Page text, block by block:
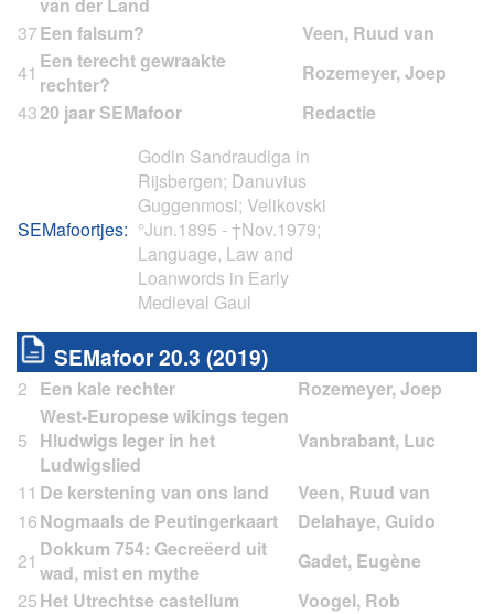
37Een falsum?
41 Een terecht gewraakte
rechter?
4320 jaar SEMafoor
SEMafoortjes:
Godin Sandraudiga in
Rijsbergen; Danuvius
Guggenmosi; Velikovski
°Jun.1895 - †Nov.1979;
Language, Law and
Loanwords in Early
Medieval Gaul
SEMafoor 20.3 (2019)
2 Een kale rechter
5
West-Europese wikings tegen
Hludwigs leger in het
Ludwigslied
11 De kerstening van ons land
16Nogmaals de Peutingerkaart
21 Dokkum 754: Gecreëerd uit
wad, mist en mythe
25Het Utrechtse castellum